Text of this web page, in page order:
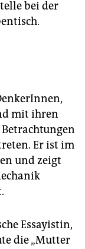
bei der
mit ihren
Er ist im
und zeigt
Essayistin,
die „Mutter